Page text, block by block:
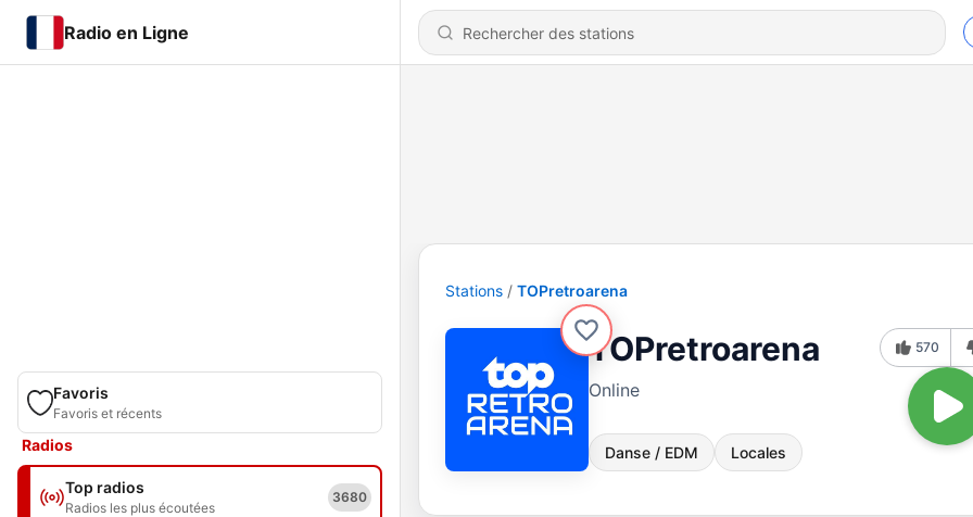
Radio en Ligne
Favoris
Favoris et récents
Radios
Top radios
Radios les plus écoutées
3680
Stations TOPretroarena
TOPretroarena
Online
Danse / EDM Locales
570